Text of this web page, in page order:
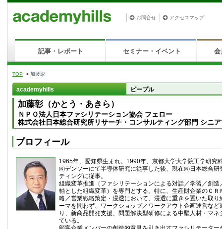
お問合せ アクセスマップ
記事・レポート セミナー・イベント 会
TOP > 加藤彰
academyhills ピープル
加藤彰（かとう・あきら）
ＮＰＯ法人日本ファシリテーション協会 フェロー
株式会社日本総合研究所リサーチ・コンサルティング部門 シニ
プロフィール
1965年、愛知県生まれ。1990年、京都大学大学院工学研究
㈱デンソーにて半導体研究に従事した後、現在㈱日本総合研
ティングに従事。
組織変革推進（ファシリテーションによる対話／学習／創造
軸とした組織変革）を専門とする。特に、生産財企業のＣＲ
略／営業戦略策定・浸透において、浸透に重きを置いた取り
ーマを問わず、ワークショップ／ワークアウト企画運営など
り、新商品開発支援、問題解決型研修による中堅人材・マ
ている。